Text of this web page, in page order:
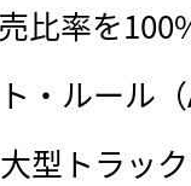
比率を
・ルール
型トラッ